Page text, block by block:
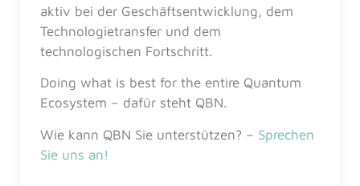
aktiv bei der Geschäftsentwicklung, dem
Technologietransfer und dem
technologischen Fortschritt.
Doing what is best for the entire Quantum
Ecosystem – dafür steht QBN.
Wie kann QBN Sie unterstützen? – Sprechen
Sie uns an!